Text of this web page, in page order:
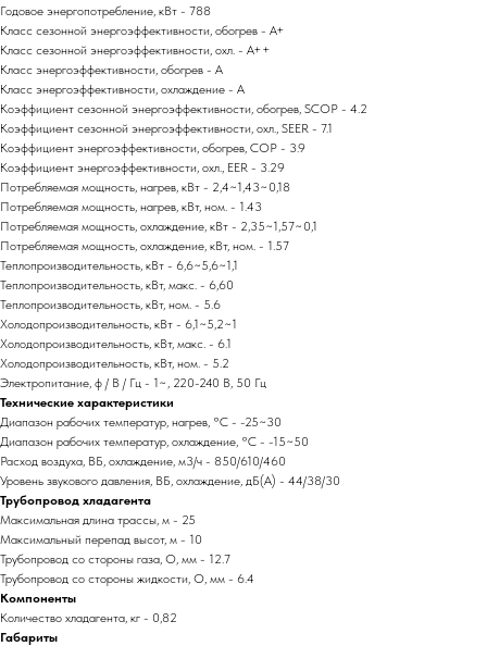
Годовое энергопотребление, кВт - 788
Класс сезонной энергоэффективности, обогрев - A+
Класс сезонной энергоэффективности, охл. - A++
Класс энергоэффективности, обогрев - A
Класс энергоэффективности, охлаждение - A
Коэффициент сезонной энергоэффективности, обогрев, SCOP - 4.2
Коэффициент сезонной энергоэффективности, охл., SEER - 7.1
Коэффициент энергоэффективности, обогрев, COP - 3.9
Коэффициент энергоэффективности, охл., EER - 3.29
Потребляемая мощность, нагрев, кВт - 2,4~1,43~0,18
Потребляемая мощность, нагрев, кВт, ном. - 1.43
Потребляемая мощность, охлаждение, кВт - 2,35~1,57~0,1
Потребляемая мощность, охлаждение, кВт, ном. - 1.57
Теплопроизводительность, кВт - 6,6~5,6~1,1
Теплопроизводительность, кВт, макс. - 6,60
Теплопроизводительность, кВт, ном. - 5.6
Холодопроизводительность, кВт - 6,1~5,2~1
Холодопроизводительность, кВт, макс. - 6.1
Холодопроизводительность, кВт, ном. - 5.2
Электропитание, ф / В / Гц - 1~, 220-240 В, 50 Гц
Технические характеристики
Диапазон рабочих температур, нагрев, °C - -25~30
Диапазон рабочих температур, охлаждение, °C - -15~50
Расход воздуха, ВБ, охлаждение, м3/ч - 850/610/460
Уровень звукового давления, ВБ, охлаждение, дБ(А) - 44/38/30
Трубопровод хладагента
Максимальная длина трассы, м - 25
Максимальный перепад высот, м - 10
Трубопровод со стороны газа, O, мм - 12.7
Трубопровод со стороны жидкости, O, мм - 6.4
Компоненты
Количество хладагента, кг - 0,82
Габариты